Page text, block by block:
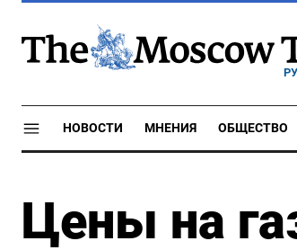
НОВОСТИ МНЕНИЯ ОБЩЕСТВО
Цены на